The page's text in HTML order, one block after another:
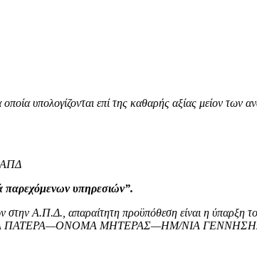
υπολογίζονται επί της καθαρής αξίας μείον των
ΑΠΔ
παρεχόμενων υπηρεσιών”.
στην Α.Π.Δ., απαραίτητη προϋπόθεση είναι η
ΠΑΤΕΡΑ—ΟΝΟΜΑ ΜΗΤΕΡΑΣ—ΗΜ/ΝΙΑ